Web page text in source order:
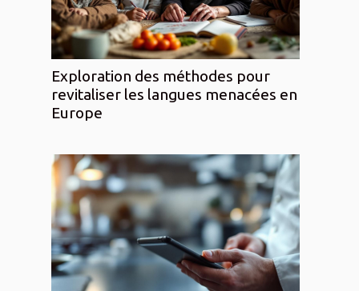
Exploration des méthodes pour
revitaliser les langues menacées en
Europe